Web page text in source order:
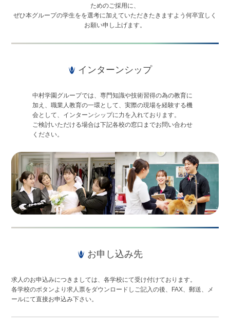
ためのご採用に、
ぜひ本グループの学生をを選考に加えていただきたきますよう何卒宜しく
お願い申し上げます。
インターンシップ
中村学園グループでは、専門知識や技術習得の為の教育に
加え、職業人教育の一環として、実際の現場を経験する機
会として、インターンシップに力を入れております。
ご検討いただける場合は下記各校の窓口までお問い合わせ
ください。
お申し込み先
求人のお申込みにつきましては、各学校にて受け付けております。
各学校のボタンより求人票をダウンロードしご記入の後、FAX、郵送、メ
ールにて直接お申込み下さい。